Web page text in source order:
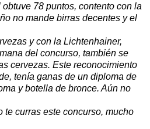
78 puntos, contento con la
no mande birras decentes y el
y con la Lichtenhainer,
del concurso, también se
cervezas. Este reconocimiento
tenía ganas de un diploma de
y botella de bronce. Aún no
te curras este concurso, mucho